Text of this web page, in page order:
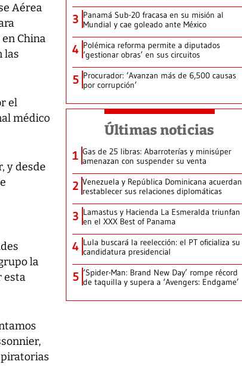
Aérea
China
las
el
médico
y desde
la
esta
3 Panamá Sub-20 fracasa en su misión al
Mundial y cae goleado ante México
4 Polémica reforma permite a diputados
‘gestionar obras’ en sus circuitos
5 Procurador: ‘Avanzan más de 6,500 causas
por corrupción’
Últimas noticias
1 Gas de 25 libras: Abarroterías y minisúper
amenazan con suspender su venta
2 Venezuela y República Dominicana acuerdan
restablecer sus relaciones diplomáticas
3 Lamastus y Hacienda La Esmeralda triunfan
en el XXX Best of Panama
4 Lula buscará la reelección: el PT oficializa su
candidatura presidencial
5 ‘Spider-Man: Brand New Day’ rompe récord
de taquilla y supera a ‘Avengers: Endgame’